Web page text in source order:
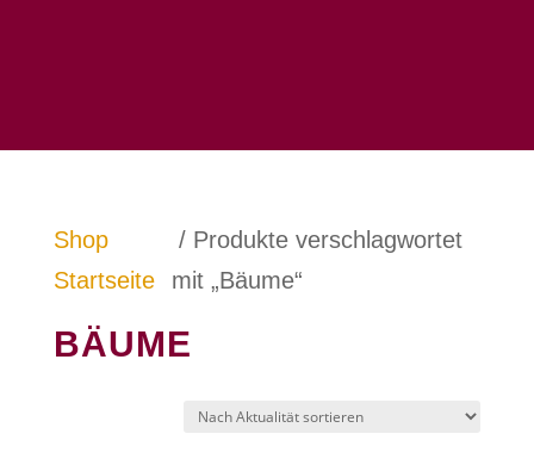
Shop
Startseite
/ Produkte verschlagwortet
mit „Bäume“
BÄUME